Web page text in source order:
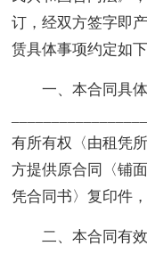
订，经双方签字即
赁具体事项约定如下
一、本合同具体
有所有权〈由租凭
方提供原合同〈铺
凭合同书〉复印件
二、本合同有效